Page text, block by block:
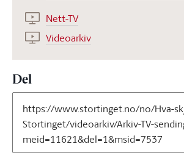
Nett-TV
Videoarkiv
Del